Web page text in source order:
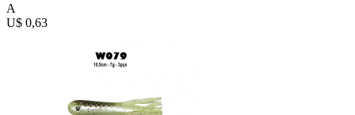
A
U$ 0,63